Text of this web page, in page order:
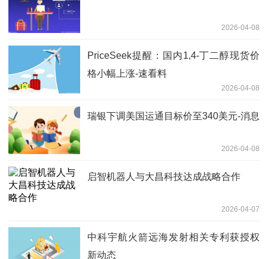
2026-04-08
PriceSeek提醒：国内1,4-丁二醇现货价
格小幅上涨-速看料
2026-04-08
瑞银下调美国运通目标价至340美元-消息
2026-04-08
启智机器人与大昌科技达成战略合作
2026-04-07
中科宇航火箭远海发射相关专利获授权
新动态